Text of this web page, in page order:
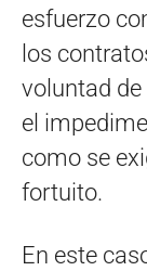
esfuerzo
los
voluntad
el
como se
fortuito.
En este